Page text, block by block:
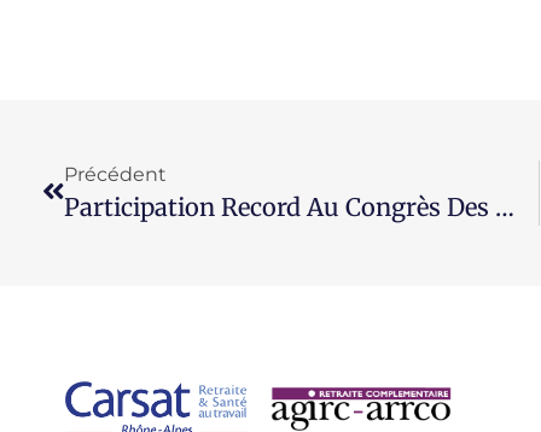
Précédent
Participation Record Au Congrès Des Maires De La Loire 2026 !